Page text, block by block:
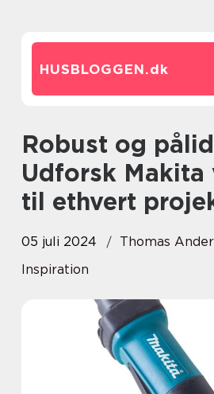
HUSBLOGGEN.dk
Robust og pålidelig:
Udforsk
til ethvert
05 juli 2024
Thomas
Inspiration